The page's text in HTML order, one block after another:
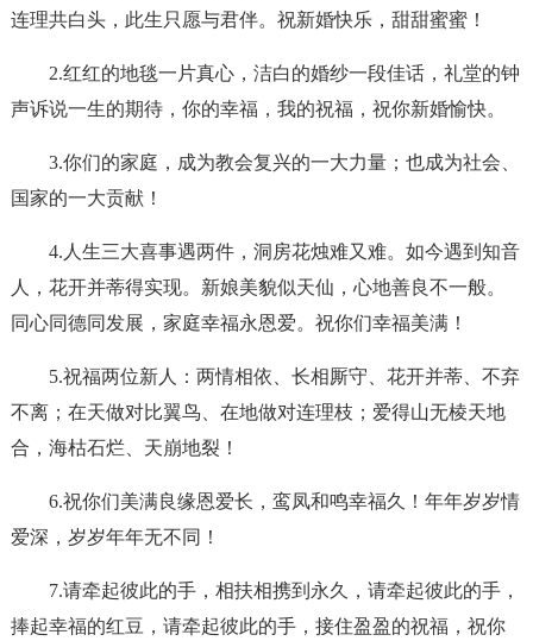
连理共白头，此生只愿与君伴。祝新婚快乐，甜甜蜜蜜！
2.红红的地毯一片真心，洁白的婚纱一段佳话，礼堂的钟
声诉说一生的期待，你的幸福，我的祝福，祝你新婚愉快。
3.你们的家庭，成为教会复兴的一大力量；也成为社会、
国家的一大贡献！
4.人生三大喜事遇两件，洞房花烛难又难。如今遇到知音
人，花开并蒂得实现。新娘美貌似天仙，心地善良不一般。
同心同德同发展，家庭幸福永恩爱。祝你们幸福美满！
5.祝福两位新人：两情相依、长相厮守、花开并蒂、不弃
不离；在天做对比翼鸟、在地做对连理枝；爱得山无棱天地
合，海枯石烂、天崩地裂！
6.祝你们美满良缘恩爱长，鸾凤和鸣幸福久！年年岁岁情
爱深，岁岁年年无不同！
7.请牵起彼此的手，相扶相携到永久，请牵起彼此的手，
捧起幸福的红豆，请牵起彼此的手，接住盈盈的祝福，祝你